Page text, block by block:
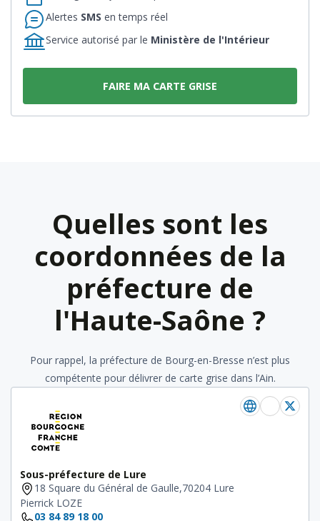
Alertes SMS en temps réel
Service autorisé par le Ministère de l'Intérieur
FAIRE MA CARTE GRISE
Quelles sont les
coordonnées de la
préfecture de
l'Haute-Saône ?
Pour rappel, la préfecture de Bourg-en-Bresse n’est plus
compétente pour délivrer de carte grise dans l’Ain.
Sous-préfecture de Lure
18 Square du Général de Gaulle,70204 Lure
Pierrick LOZE
03 84 89 18 00